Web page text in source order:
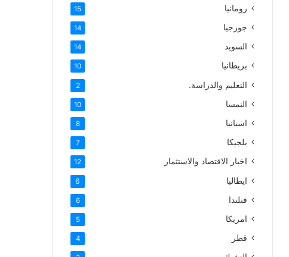
رومانيا 15
جورجيا 14
السويد 14
بريطانيا 10
التعليم والدراسة. 2
النمسا 10
اسبانيا 8
بلجيكا 7
اخبار الاقتصاد والاستثمار 12
ايطاليا 6
فنلندا 6
امريكا 5
قطر 4